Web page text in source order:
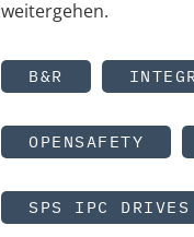
weitergehen.
B&R
OPENSAFETY
SPS IPC